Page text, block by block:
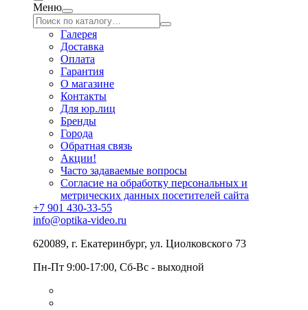
Меню
Галерея
Доставка
Оплата
Гарантия
О магазине
Контакты
Для юр.лиц
Бренды
Города
Обратная связь
Акции!
Часто задаваемые вопросы
Согласие на обработку персональных и
метрических данных посетителей сайта
+7 901 430-33-55
info@optika-video.ru
620089, г. Екатеринбург, ул. Циолковского 73
Пн-Пт 9:00-17:00, Сб-Вс - выходной